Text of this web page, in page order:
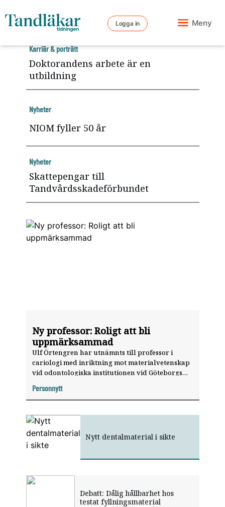
Logga in Meny
Ny professor: Roligt att bli
uppmärksammad
Ulf Örtengren har utnämnts till professor i
cariologi med inriktning mot materialvetenskap
vid odontologiska institutionen vid Göteborgs
Personnytt
Doktorandens arbete är en
utbildning
Karriär & porträtt
NIOM fyller 50 år
Nyheter
Skattepengar till
Tandvårdsskadeförbundet
Nyheter
Nytt dentalmaterial i sikte
Debatt: Dålig hållbarhet hos
testat fyllningsmaterial